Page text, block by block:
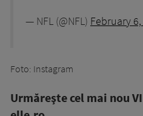
— NFL (@NFL) February
Foto: Instagram
Urmăreşte cel mai nou